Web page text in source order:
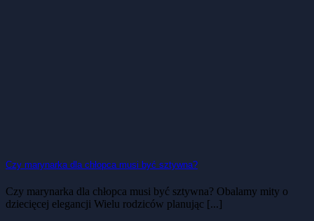
Czy marynarka dla chłopca musi być sztywna?
Czy marynarka dla chłopca musi być sztywna? Obalamy mity o
dziecięcej elegancji Wielu rodziców planując [...]